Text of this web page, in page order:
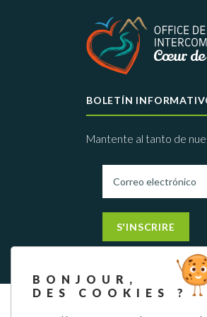
BOLETÍN
Mantente al tanto de
S'INSCRIRE
BONJOUR,
DES COOKIES ?